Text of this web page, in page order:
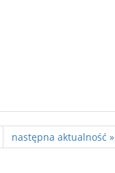
następna aktualność »